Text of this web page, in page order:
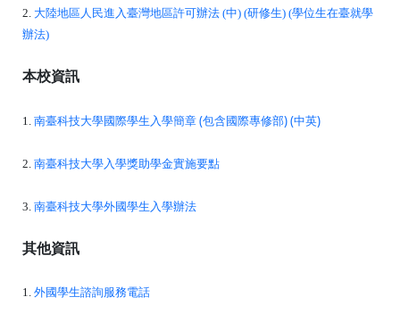
2. 大陸地區人民進入臺灣地區許可辦法 (中) (研修生) (學位生在臺就學
辦法)
本校資訊
1. 南臺科技大學國際學生入學簡章 (包含國際專修部) (中英)
2. 南臺科技大學入學獎助學金實施要點
3. 南臺科技大學外國學生入學辦法
其他資訊
1. 外國學生諮詢服務電話